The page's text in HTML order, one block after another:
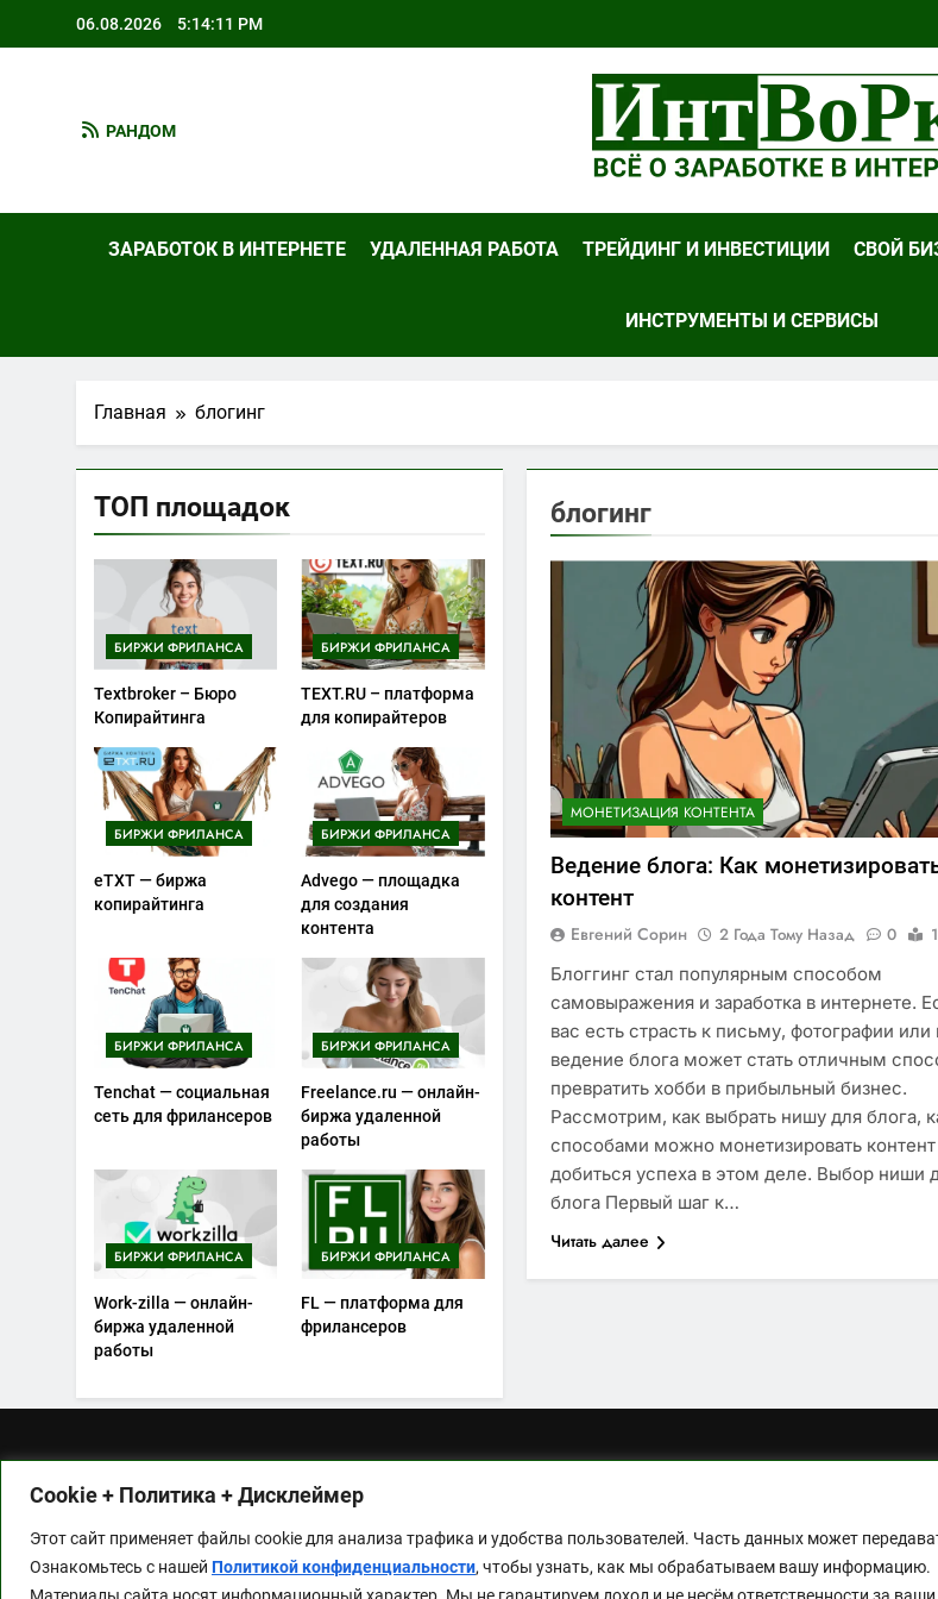
Cookie + Политика + Дисклеймер
Этот сайт применяет файлы cookie для анализа трафика и удобства пользователей. Часть данных может
Ознакомьтесь с нашей Политикой конфиденциальности, чтобы узнать, как мы обрабатываем вашу информацию.
Материалы сайта носят информационный характер. Мы не гарантируем доход и не несём ответственности за
06.08.2026 5:14:11 PM
IntWorks
Всё О Работе И Заработке В Интернете И Не Только…
РАНДОМ
ЗАРАБОТОК В ИНТЕРНЕТЕ УДАЛЕННАЯ РАБОТА ТРЕЙДИНГ И ИНВЕСТИЦИИ СВОЙ
ИНСТРУМЕНТЫ И СЕРВИСЫ
Главная блогинг
ТОП площадок
БИРЖИ ФРИЛАНСА
Textbroker – Бюро
Копирайтинга
БИРЖИ ФРИЛАНСА
TEXT.RU – платформа
для копирайтеров
БИРЖИ ФРИЛАНСА
eTXT — биржа
копирайтинга
БИРЖИ ФРИЛАНСА
Advego — площадка
для создания
контента
БИРЖИ ФРИЛАНСА
Tenchat — социальная
сеть для фрилансеров
БИРЖИ ФРИЛАНСА
Freelance.ru — онлайн-
биржа удаленной
работы
БИРЖИ ФРИЛАНСА
Work-zilla — онлайн-
биржа удаленной
работы
БИРЖИ ФРИЛАНСА
FL — платформа для
фрилансеров
блогинг
МОНЕТИЗАЦИЯ КОНТЕНТА
Ведение блога: Как
контент
Евгений Сорин 2 Года Тому Назад 0
Блоггинг стал популярным способом
самовыражения и заработка в интернете.
вас есть страсть к письму, фотографии или
ведение блога может стать отличным
превратить хобби в прибыльный бизнес.
Рассмотрим, как выбрать нишу для блога,
способами можно монетизировать контент
добиться успеха в этом деле. Выбор ниши
блога Первый шаг к…
Читать далее
аналитическим сервисам). Ознакомьтесь с нашей
Материалы сайта носят информационный характер. Мы не гарантируем доход и не
вДисклеймере.
Продолжая пользоваться сайтом, вы соглашаетесь с нашими условиями.